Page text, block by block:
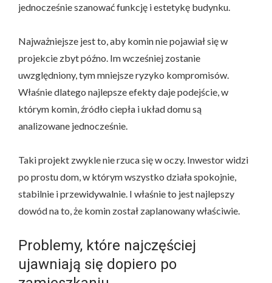
jednocześnie szanować funkcję i estetykę budynku.
Najważniejsze jest to, aby komin nie pojawiał się w
projekcie zbyt późno. Im wcześniej zostanie
uwzględniony, tym mniejsze ryzyko kompromisów.
Właśnie dlatego najlepsze efekty daje podejście, w
którym komin, źródło ciepła i układ domu są
analizowane jednocześnie.
Taki projekt zwykle nie rzuca się w oczy. Inwestor widzi
po prostu dom, w którym wszystko działa spokojnie,
stabilnie i przewidywalnie. I właśnie to jest najlepszy
dowód na to, że komin został zaplanowany właściwie.
Problemy, które najczęściej
ujawniają się dopiero po